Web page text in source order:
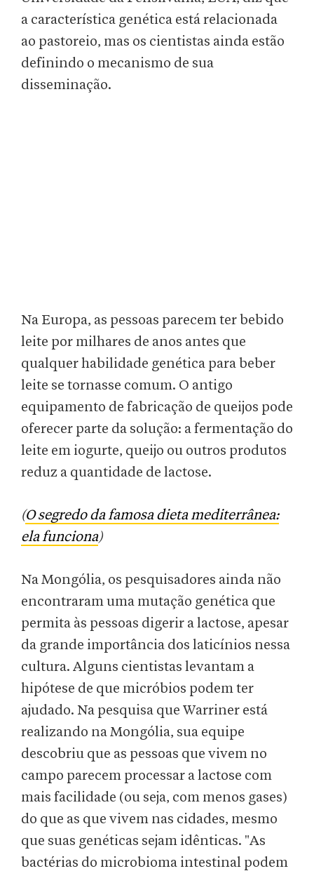
a característica genética está relacionada
ao pastoreio, mas os cientistas ainda estão
definindo o mecanismo de sua
disseminação.
Na Europa, as pessoas parecem ter bebido
leite por milhares de anos antes que
qualquer habilidade genética para beber
leite se tornasse comum. O antigo
equipamento de fabricação de queijos pode
oferecer parte da solução: a fermentação do
leite em iogurte, queijo ou outros produtos
reduz a quantidade de lactose.
(O segredo da famosa dieta mediterrânea:
ela funciona)
Na Mongólia, os pesquisadores ainda não
encontraram uma mutação genética que
permita às pessoas digerir a lactose, apesar
da grande importância dos laticínios nessa
cultura. Alguns cientistas levantam a
hipótese de que micróbios podem ter
ajudado. Na pesquisa que Warriner está
realizando na Mongólia, sua equipe
descobriu que as pessoas que vivem no
campo parecem processar a lactose com
mais facilidade (ou seja, com menos gases)
do que as que vivem nas cidades, mesmo
que suas genéticas sejam idênticas. "As
bactérias do microbioma intestinal podem